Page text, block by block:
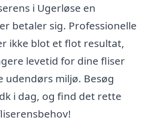
i Ugerløse en
betaler sig. Professionelle
ikke blot et flot resultat,
levetid for dine fliser
udendørs miljø. Besøg
i dag, og find det rette